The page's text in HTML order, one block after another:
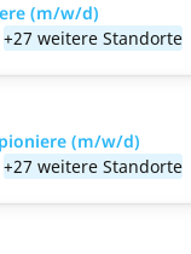
(m/w/d)
+27 weitere Standorte
(m/w/d)
+27 weitere Standorte